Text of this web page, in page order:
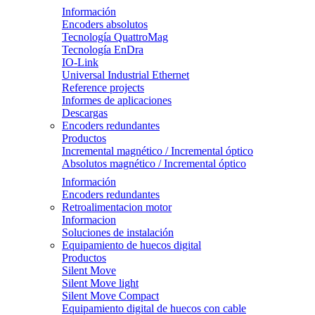
Información
Encoders absolutos
Tecnología QuattroMag
Tecnología EnDra
IO-Link
Universal Industrial Ethernet
Reference projects
Informes de aplicaciones
Descargas
Encoders redundantes
Productos
Incremental magnético / Incremental óptico
Absolutos magnético / Incremental óptico
Información
Encoders redundantes
Retroalimentacion motor
Informacion
Soluciones de instalación
Equipamiento de huecos digital
Productos
Silent Move
Silent Move light
Silent Move Compact
Equipamiento digital de huecos con cable